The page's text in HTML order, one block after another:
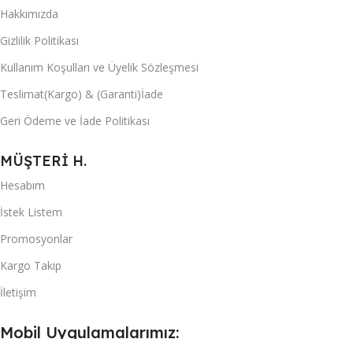
Hakkımızda
Gizlilik Politikası
Kullanım Koşulları ve Üyelik Sözleşmesi
Teslimat(Kargo) & (Garanti)İade
Geri Ödeme ve İade Politikası
MÜŞTERİ H.
Hesabım
İstek Listem
Promosyonlar
Kargo Takip
İletişim
Mobil Uygulamalarımız: